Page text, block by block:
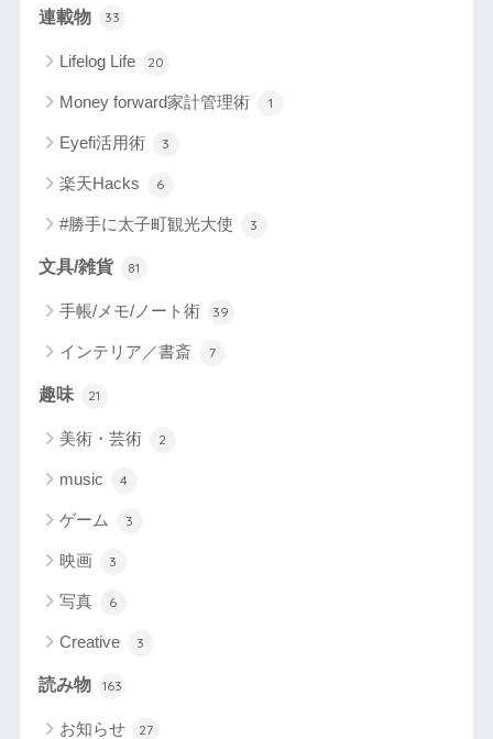
連載物 33
Lifelog Life 20
Money forward家計管理術 1
Eyefi活用術 3
楽天Hacks 6
#勝手に太子町観光大使 3
文具/雑貨 81
手帳/メモ/ノート術 39
インテリア／書斎 7
趣味 21
美術・芸術 2
music 4
ゲーム 3
映画 3
写真 6
Creative 3
読み物 163
お知らせ 27